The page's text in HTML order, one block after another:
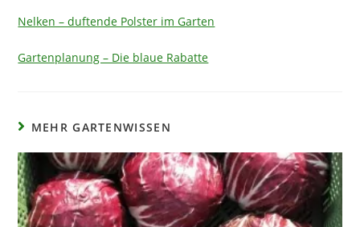
Nelken – duftende Polster im Garten
Gartenplanung – Die blaue Rabatte
MEHR GARTENWISSEN